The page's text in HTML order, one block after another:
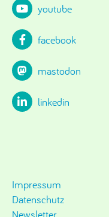
youtube
facebook
mastodon
linkedin
Impressum
Datenschutz